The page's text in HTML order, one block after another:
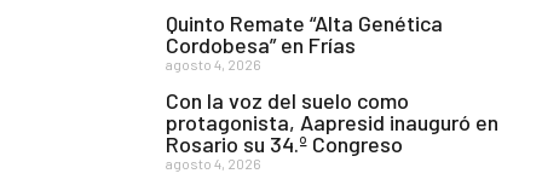
Quinto Remate “Alta Genética
Cordobesa” en Frías
agosto 4, 2026
Con la voz del suelo como
protagonista, Aapresid inauguró en
Rosario su 34.º Congreso
agosto 4, 2026